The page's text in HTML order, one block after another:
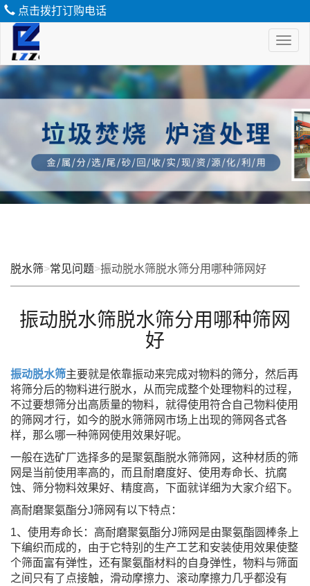
点击拨打订购电话
脱
水
脱水筛>常见问题>振动脱水筛脱水筛分用哪种筛网好
振动脱水筛脱水筛分用哪种筛网
好
振动脱水筛主要就是依靠振动来完成对物料的筛分，然后再
将筛分后的物料进行脱水，从而完成整个处理物料的过程，
不过要想筛分出高质量的物料，就得使用符合自己物料使用
的筛网才行，如今的脱水筛筛网市场上出现的筛网各式各
样，那么哪一种筛网使用效果好呢。
一般在选矿厂选择多的是聚氨酯脱水筛筛网，这种材质的筛
网是当前使用率高的，而且耐磨度好、使用寿命长、抗腐
蚀、筛分物料效果好、精度高，下面就详细为大家介绍下。
高耐磨聚氨酯分J筛网有以下特点：
1、使用寿命长：高耐磨聚氨酯分J筛网是由聚氨酯圆棒条上
下编织而成的，由于它特别的生产工艺和安装使用效果使整
个筛面富有弹性，还有聚氨酯材料的自身弹性，物料与筛面
之间只有了点接触，滑动摩擦力、滚动摩擦力几乎都没有